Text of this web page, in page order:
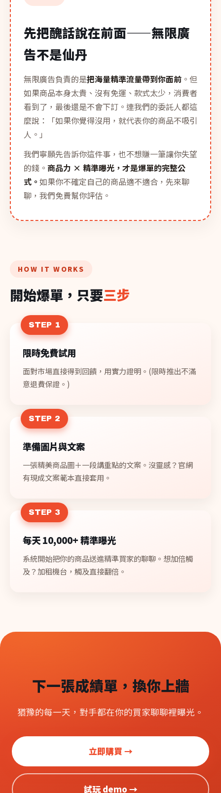
先把醜話說在前面——無限廣
告不是仙丹
無限廣告負責的是把海量精準流量帶到你面前 。但
如果商品本身太貴、沒有免運、款式太少，消費者
看到了，最後還是不會下訂。連我們的委託人都這
麼說：「如果你覺得沒用，就代表你的商品不吸引
人。」
我們寧願先告訴你這件事，也不想賺一筆讓你失望
的錢。 商品力 × 精準曝光，才是爆單的完整公
式。 如果你不確定自己的商品適不適合，先來聊
聊，我們免費幫你評估。
HOW IT WORKS
開始爆單，只要三步
STEP 1
限時免費試用
面對市場直接得到回饋，用實力證明。(限時推出不滿
意退費保證。)
STEP 2
準備圖片與文案
一張精美商品圖＋一段講重點的文案。沒靈感？官網
有現成文案範本直接套用。
STEP 3
每天 10,000+ 精準曝光
系統開始把你的商品送進精準買家的聊聊。想加倍觸
及？加租機台，觸及直接翻倍。
下一張成績單，換你上牆
猶豫的每一天，對手都在你的買家聊聊裡曝光。
立即購買 →
試玩 demo →